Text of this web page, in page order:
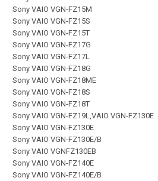
Sony VAIO VGN-FZ15M
Sony VAIO VGN-FZ15S
Sony VAIO VGN-FZ15T
Sony VAIO VGN-FZ17G
Sony VAIO VGN-FZ17L
Sony VAIO VGN-FZ18G
Sony VAIO VGN-FZ18ME
Sony VAIO VGN-FZ18S
Sony VAIO VGN-FZ18T
Sony VAIO VGN-FZ19L,VAIO VGN-FZ130E
Sony VAIO VGN-FZ130E
Sony VAIO VGN-FZ130E/B
Sony VAIO VGNFZ130EB
Sony VAIO VGN-FZ140E
Sony VAIO VGN-FZ140E/B